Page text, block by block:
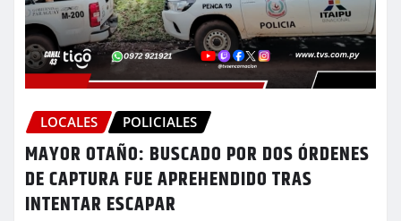
LOCALES POLICIALES
MAYOR OTAÑO: BUSCADO POR DOS ÓRDENES
DE CAPTURA FUE APREHENDIDO TRAS
INTENTAR ESCAPAR